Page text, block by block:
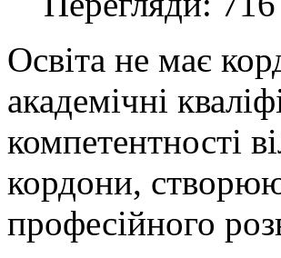
Освіта не має
академічні
компетентності
кордони,
професійного